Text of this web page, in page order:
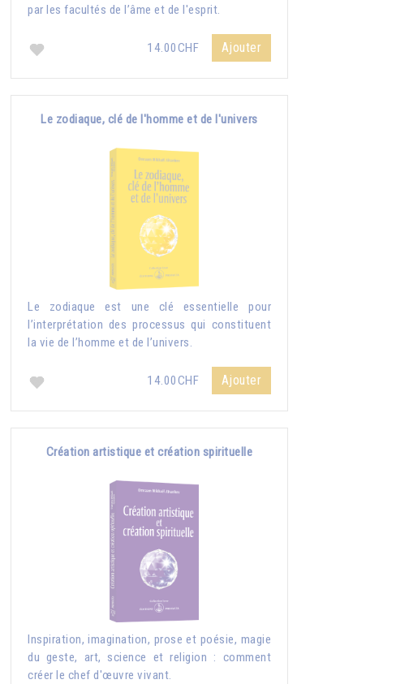
par les facultés de l’âme et de l'esprit.
14.00CHF Ajouter
Le zodiaque, clé de l'homme et de l'univers
Le zodiaque est une clé essentielle pour
l’interprétation des processus qui constituent
la vie de l’homme et de l’univers.
14.00CHF Ajouter
Création artistique et création spirituelle
Inspiration, imagination, prose et poésie, magie
du geste, art, science et religion : comment
créer le chef d'œuvre vivant.